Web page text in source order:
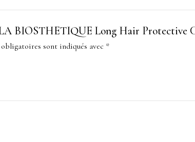
BIOSTHETIQUE Long Hair Protective
sont indiqués avec *